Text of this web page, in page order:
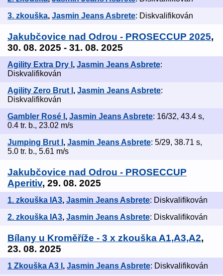
3. zkouška, Jasmin Jeans Asbrete: Diskvalifikován
Jakubčovice nad Odrou - PROSECCUP 2025,
30. 08. 2025 - 31. 08. 2025
Agility Extra Dry I , Jasmin Jeans Asbrete:
Diskvalifikován
Agility Zero Brut I , Jasmin Jeans Asbrete:
Diskvalifikován
Gambler Rosé I , Jasmin Jeans Asbrete: 16/32, 43.4 s,
0.4 tr. b., 23.02 m/s
Jumping Brut I , Jasmin Jeans Asbrete: 5/29, 38.71 s,
5.0 tr. b., 5.61 m/s
Jakubčovice nad Odrou - PROSECCUP
Aperitiv, 29. 08. 2025
1. zkouška IA3, Jasmin Jeans Asbrete: Diskvalifikován
2. zkouška IA3, Jasmin Jeans Asbrete: Diskvalifikován
Bílany u Kroměříže - 3 x zkouška A1,A3,A2,
23. 08. 2025
1 Zkouška A3 I , Jasmin Jeans Asbrete: Diskvalifikován